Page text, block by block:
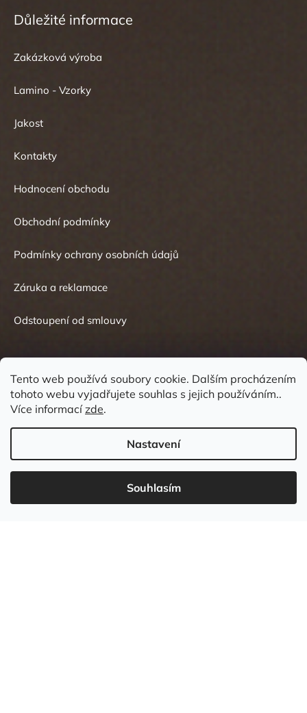
Tento web používá soubory cookie. Dalším procházením
tohoto webu vyjadřujete souhlas s jejich používáním..
Více informacízde.
Nastavení
Souhlasím
Důležité informace
Zakázková výroba
Lamino - Vzorky
Jakost
Kontakty
Hodnocení obchodu
Obchodní podmínky
Podmínky ochrany osobních údajů
Záruka a reklamace
Odstoupení od smlouvy
Kontakt